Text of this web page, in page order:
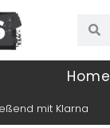
Home
mit Klarna